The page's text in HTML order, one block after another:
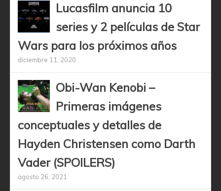
Lucasfilm anuncia 10
series y 2 películas de Star
Wars para los próximos años
diciembre 11, 2020
Obi-Wan Kenobi –
Primeras imágenes
conceptuales y detalles de
Hayden Christensen como Darth
Vader (SPOILERS)
agosto 26, 2021